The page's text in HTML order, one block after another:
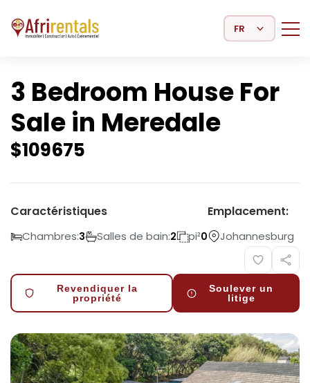
Select Language
3 Bedroom House For
Sale in Meredale
$109675
Caractéristiques
Chambres:3 Salles de bain:2 pi²0
Emplacement:
Johannesburg
Revendiquer la
propriété
Soulever un
litige